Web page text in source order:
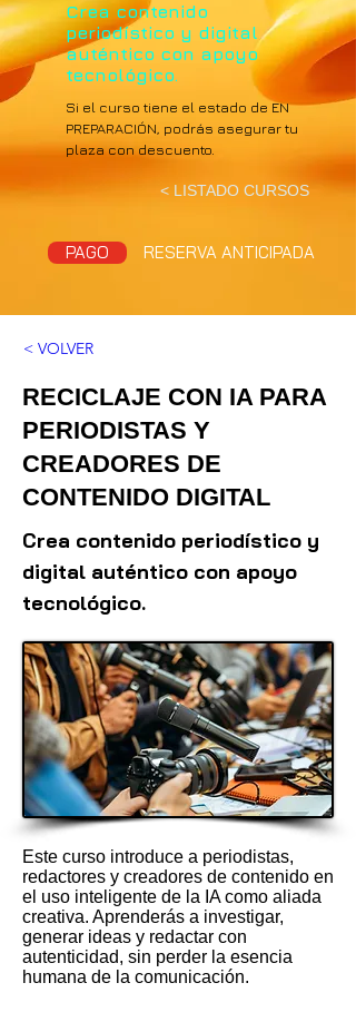
Crea contenido
periodístico y digital
auténtico con apoyo
tecnológico.
Si el curso tiene el estado de EN
PREPARACIÓN, podrás asegurar tu
plaza con descuento.
< LISTADO CURSOS
PAGO RESERVA ANTICIPADA
< VOLVER
RECICLAJE CON IA PARA
PERIODISTAS Y
CREADORES DE
CONTENIDO DIGITAL
Crea contenido periodístico y
digital auténtico con apoyo
tecnológico.
Este curso introduce a periodistas,
redactores y creadores de contenido en
el uso inteligente de la IA como aliada
creativa. Aprenderás a investigar,
generar ideas y redactar con
autenticidad, sin perder la esencia
humana de la comunicación.